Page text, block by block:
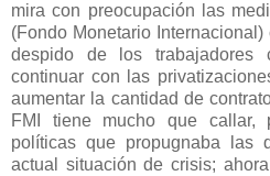
mira con preocupación las
(Fondo Monetario Internacional)
despido de los trabajadores
continuar con las
aumentar la cantidad de
FMI tiene mucho que
políticas que propugnaba
actual situación de crisis;